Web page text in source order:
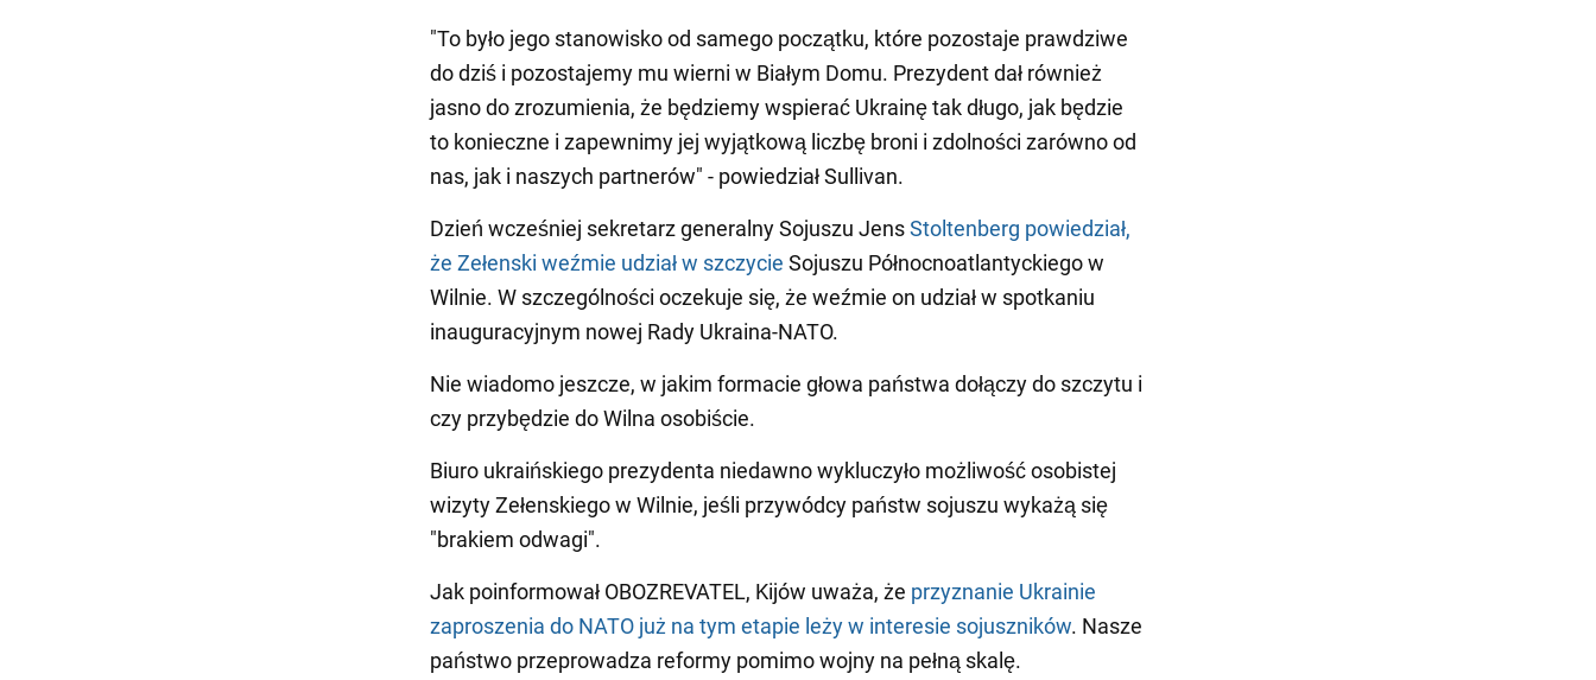
"To było jego stanowisko od samego początku, które pozostaje prawdziwe
do dziś i pozostajemy mu wierni w Białym Domu. Prezydent dał również
jasno do zrozumienia, że będziemy wspierać Ukrainę tak długo, jak będzie
to konieczne i zapewnimy jej wyjątkową liczbę broni i zdolności zarówno od
nas, jak i naszych partnerów" - powiedział Sullivan.
Dzień wcześniej sekretarz generalny Sojuszu JensStoltenberg powiedział,
że Zełenski weźmie udział w szczycie Sojuszu Północnoatlantyckiego w
Wilnie. W szczególności oczekuje się, że weźmie on udział w spotkaniu
inauguracyjnym nowej Rady Ukraina-NATO.
Nie wiadomo jeszcze, w jakim formacie głowa państwa dołączy do szczytu i
czy przybędzie do Wilna osobiście.
Biuro ukraińskiego prezydenta niedawno wykluczyło możliwość osobistej
wizyty Zełenskiego w Wilnie, jeśli przywódcy państw sojuszu wykażą się
"brakiem odwagi".
Jak poinformował OBOZREVATEL, Kijów uważa, że przyznanie Ukrainie
zaproszenia do NATO już na tym etapie leży w interesie sojuszników. Nasze
państwo przeprowadza reformy pomimo wojny na pełną skalę.